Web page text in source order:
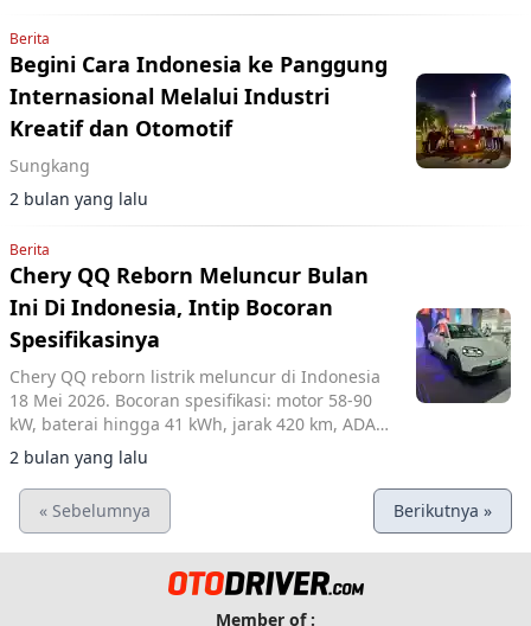
Berita
Begini Cara Indonesia ke Panggung
Internasional Melalui Industri
Kreatif dan Otomotif
Sungkang
2 bulan yang lalu
Berita
Chery QQ Reborn Meluncur Bulan
Ini Di Indonesia, Intip Bocoran
Spesifikasinya
Chery QQ reborn listrik meluncur di Indonesia
18 Mei 2026. Bocoran spesifikasi: motor 58-90
kW, baterai hingga 41 kWh, jarak 420 km, ADAS,
dan layar 15,6 inci.
2 bulan yang lalu
« Sebelumnya Berikutnya »
Member of :